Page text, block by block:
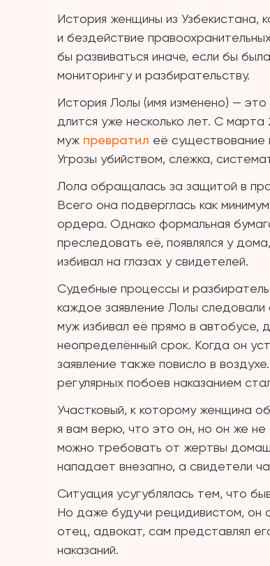
История женщины из Узбекистана,
и бездействие
бы развиваться иначе, если бы
мониторингу и разбирательству.
История Лолы (имя изменено) — это
длится уже несколько лет. С
муж превратил её существование
Угрозы убийством, слежка,
Лола обращалась за защитой в
Всего она подверглась как
ордера. Однако формальная
преследовать её, появлялся у
избивал на глазах у свидетелей.
Судебные процессы и
каждое заявление Лолы следовали
муж избивал её прямо в автобусе,
неопределённый срок. Когда он
заявление также повисло в
регулярных побоев наказанием
Участковый, к которому женщина
я вам верю, что это он, но он же
можно требовать от жертвы
нападает внезапно, а свидетели
Ситуация усугублялась тем, что
Но даже будучи рецидивистом, он
отец, адвокат, сам представлял
наказаний.